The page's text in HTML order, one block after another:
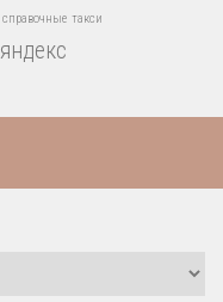
справочные такси
яндекс